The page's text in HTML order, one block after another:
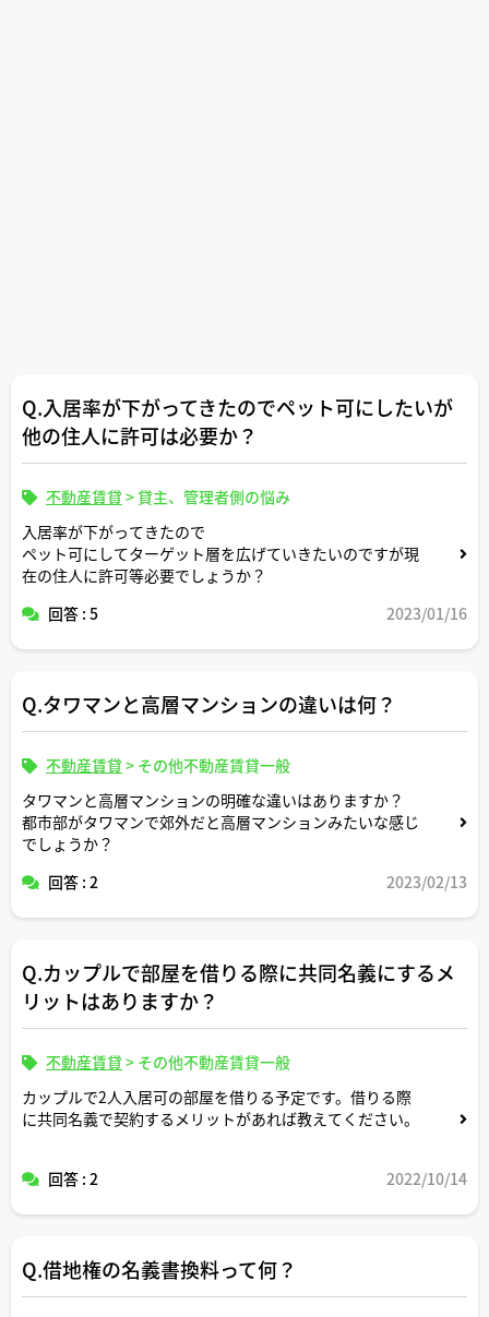
Q.入居率が下がってきたのでペット可にしたいが
他の住人に許可は必要か？
不動産賃貸 >貸主、管理者側の悩み
入居率が下がってきたので
ペット可にしてターゲット層を広げていきたいのですが現
在の住人に許可等必要でしょうか？
回答 : 5
2023/01/16
Q.タワマンと高層マンションの違いは何？
不動産賃貸 > その他不動産賃貸一般
タワマンと高層マンションの明確な違いはありますか？
都市部がタワマンで郊外だと高層マンションみたいな感じ
でしょうか？
回答 : 2
2023/02/13
Q.カップルで部屋を借りる際に共同名義にするメ
リットはありますか？
不動産賃貸 > その他不動産賃貸一般
カップルで2人入居可の部屋を借りる予定です。借りる際
に共同名義で契約するメリットがあれば教えてください。
回答 : 2 2022/10/14
Q.借地権の名義書換料って何？